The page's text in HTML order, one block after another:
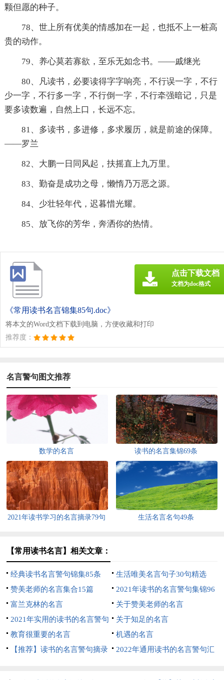
颗但愿的种子。
78、世上所有优美的情感加在一起，也抵不上一桩高
贵的动作。
79、养心莫若寡欲，至乐无如念书。——戚继光
80、凡读书，必要读得字字响亮，不行误一字，不行
少一字，不行多一字，不行倒一字，不行牵强暗记，只是
要多读数遍，自然上口，长远不忘。
81、多读书，多进修，多求履历，就是前途的保障。
——罗兰
82、大鹏一日同风起，扶摇直上九万里。
83、勤奋是成功之母，懒惰乃万恶之源。
84、少壮轻年代，迟暮惜光耀。
85、放飞你的芳华，奔洒你的热情。
《常用读书名言锦集85句.doc》
将本文的Word文档下载到电脑，方便收藏和打印
推荐度：
点击下载文档
文档为doc格式
名言警句图文推荐
数学的名言 读书的名言集锦69条
2021年读书学习的名言摘录79句 生活名言名句49条
【常用读书名言】相关文章：
经典读书名言警句锦集85条
生活唯美名言句子30句精选
赞美老师的名言集合15篇
2021年读书的名言警句集锦96
句
富兰克林的名言
关于赞美老师的名言
2021年实用的读书的名言警句
集锦39条
关于知足的名言
教育很重要的名言
机遇的名言
【推荐】读书的名言警句摘录
2022年通用读书的名言警句汇